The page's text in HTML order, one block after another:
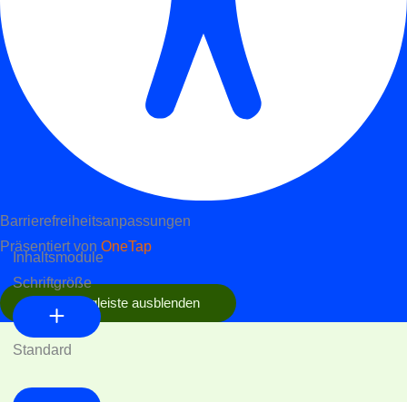
Barrierefreiheitsanpassungen
Präsentiert von OneTap
Werkzeugleiste ausblenden
Inhaltsmodule
Schriftgröße
Standard